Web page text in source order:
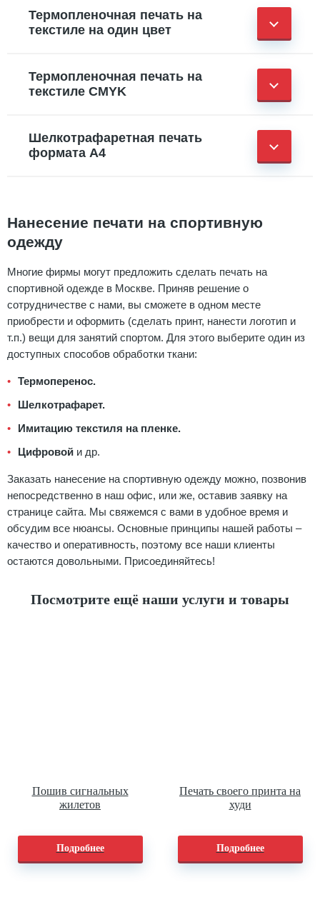
Термопленочная печать на
текстиле на один цвет
Термопленочная печать на
текстиле CMYK
Шелкотрафаретная печать
формата А4
Нанесение печати на спортивную
одежду
Многие фирмы могут предложить сделать печать на
спортивной одежде в Москве. Приняв решение о
сотрудничестве с нами, вы сможете в одном месте
приобрести и оформить (сделать принт, нанести логотип и
т.п.) вещи для занятий спортом. Для этого выберите один из
доступных способов обработки ткани:
Термоперенос.
Шелкотрафарет.
Имитацию текстиля на пленке.
Цифровой и др.
Заказать нанесение на спортивную одежду можно, позвонив
непосредственно в наш офис, или же, оставив заявку на
странице сайта. Мы свяжемся с вами в удобное время и
обсудим все нюансы. Основные принципы нашей работы –
качество и оперативность, поэтому все наши клиенты
остаются довольными. Присоединяйтесь!
Посмотрите ещё наши услуги и товары
Пошив сигнальных
жилетов
Подробнее
Печать своего принта на
худи
Подробнее